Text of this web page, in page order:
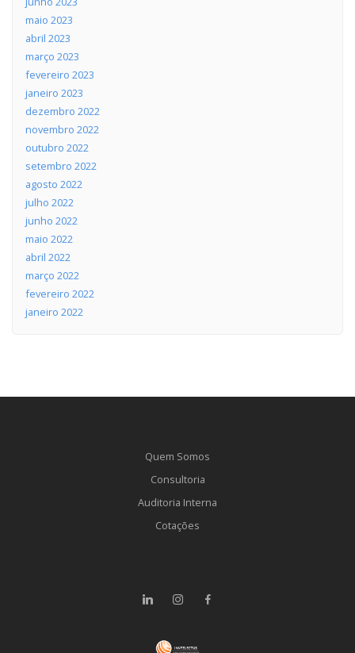
maio 2023
abril 2023
março 2023
fevereiro 2023
janeiro 2023
dezembro 2022
novembro 2022
outubro 2022
setembro 2022
agosto 2022
julho 2022
junho 2022
maio 2022
abril 2022
março 2022
fevereiro 2022
janeiro 2022
Quem Somos
Consultoria
Auditoria Interna
Cotações